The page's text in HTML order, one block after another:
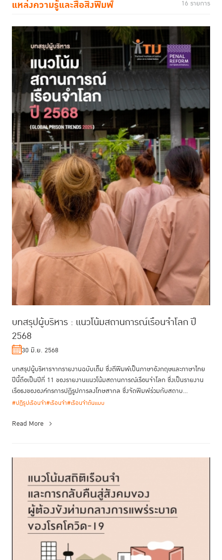
แหล่งความรู้และสื่อสิ่งพิมพ์ 16 รายการ
บทสรุปผู้บริหาร : แนวโน้มสถานการณ์เรือนจำโลก ปี
2568
30 มิ.ย. 2568
บทสรุปผู้บริหารจากรายงานฉบับเต็ม ซึ่งตีพิมพ์เป็นภาษาอังกฤษและภาษาไทย
ปีนี้ถือเป็นปีที่ 11 ของรายงานแนวโน้มสถานการณ์เรือนจำโลก ซึ่งเป็นรายงาน
เรือธงขององค์กรการปฏิรูปการลงโทษสากล ซึ่งจัดพิมพ์ร่วมกับสถาบ...
#ปฏิรูปเรือนจำ#เรือนจำ#เรือนจำต้นแบบ
Read More